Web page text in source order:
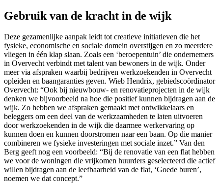
Gebruik van de kracht in de wijk
Deze gezamenlijke aanpak leidt tot creatieve initiatieven die het
fysieke, economische en sociale domein overstijgen en zo meerdere
vliegen in één klap slaan. Zoals een ‘beroepentuin’ die ondernemers
in Overvecht verbindt met talent van bewoners in de wijk. Onder
meer via afspraken waarbij bedrijven werkzoekenden in Overvecht
opleiden en baangaranties geven. Wieb Hendrix, gebiedscoördinator
Overvecht: “Ook bij nieuwbouw- en renovatieprojecten in de wijk
denken we bijvoorbeeld na hoe die positief kunnen bijdragen aan de
wijk. Zo hebben we afspraken gemaakt met ontwikkelaars en
beleggers om een deel van de werkzaamheden te laten uitvoeren
door werkzoekenden in de wijk die daarmee werkervaring op
kunnen doen en kunnen doorstromen naar een baan. Op die manier
combineren we fysieke investeringen met sociale inzet.” Van den
Berg geeft nog een voorbeeld: “Bij de renovatie van een flat hebben
we voor de woningen die vrijkomen huurders geselecteerd die actief
willen bijdragen aan de leefbaarheid van de flat, ‘Goede buren’,
noemen we dat concept.”